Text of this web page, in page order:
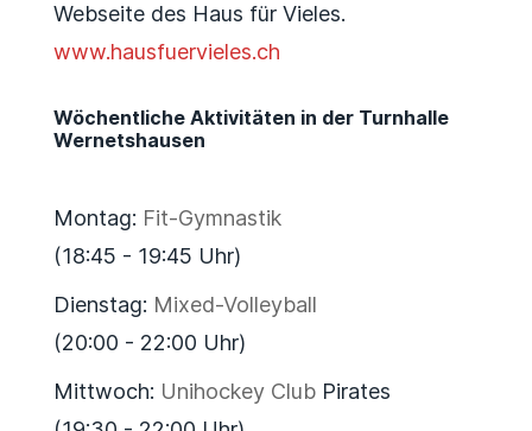
Webseite des Haus für Vieles.
www.hausfuervieles.ch
Wöchentliche Aktivitäten in der Turnhalle
Wernetshausen
Montag: Fit-Gymnastik
(18:45 - 19:45 Uhr)
Dienstag: Mixed-Volleyball
(20:00 - 22:00 Uhr)
Mittwoch: Unihockey ClubPirates